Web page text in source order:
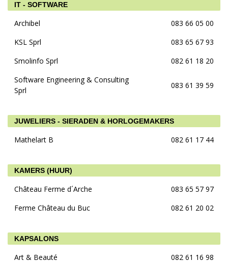
IT - SOFTWARE
Archibel
083 66 05 00
KSL Sprl
083 65 67 93
Smolinfo Sprl
082 61 18 20
Software Engineering & Consulting
Sprl
083 61 39 59
JUWELIERS - SIERADEN & HORLOGEMAKERS
Mathelart B 082 61 17 44
KAMERS (HUUR)
Château Ferme d´Arche
083 65 57 97
Ferme Château du Buc
082 61 20 02
KAPSALONS
Art & Beauté
082 61 16 98